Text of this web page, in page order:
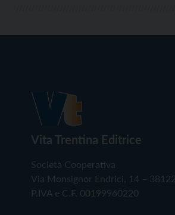
Vita Trentina Editrice
Società Cooperativa
Via Monsignor Endrici, 14 –
P.IVA e C.F. 00199960220